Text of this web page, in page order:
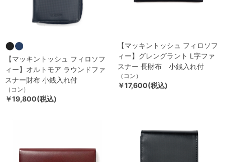
【マッキントッシュ フィロソフ
ィー】オルトモア ラウンドファ
スナー財布 小銭入れ付
（コン）
￥19,800(税込)
【マッキントッシュ フィロソフ
ィー】グレングラント L字ファ
スナー 長財布 小銭入れ付
（コン）
￥17,600(税込)